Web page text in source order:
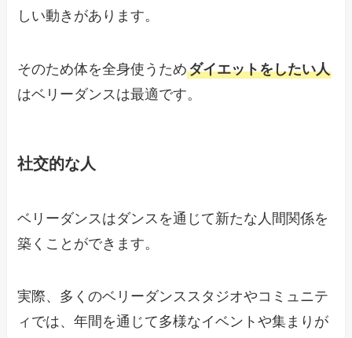
しい動きがあります。
そのため体を全身使うためダイエットをしたい人
はベリーダンスは最適です。
社交的な人
ベリーダンスはダンスを通じて新たな人間関係を
築くことができます。
実際、多くのベリーダンススタジオやコミュニテ
ィでは、年間を通じて多様なイベントや集まりが